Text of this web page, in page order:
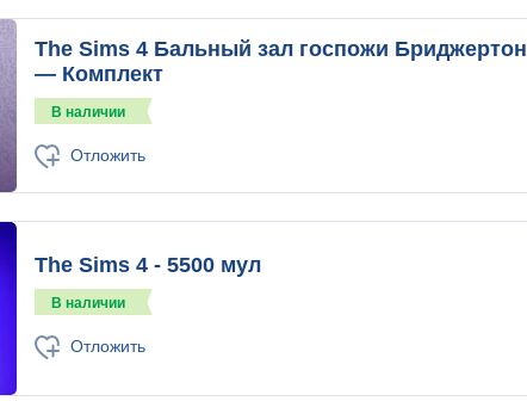
The Sims 4 Бальный зал госпожи Бриджертон
— Комплект
В наличии
Отложить
The Sims 4 - 5500 мул
В наличии
Отложить